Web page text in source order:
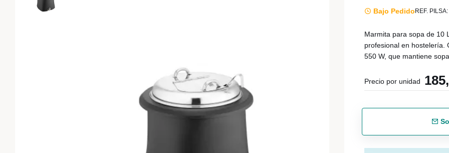
Bajo Pedido REF. PILSA:
Marmita para sopa de 10
profesional en hostelería.
550 W, que mantiene
Precio por unidad